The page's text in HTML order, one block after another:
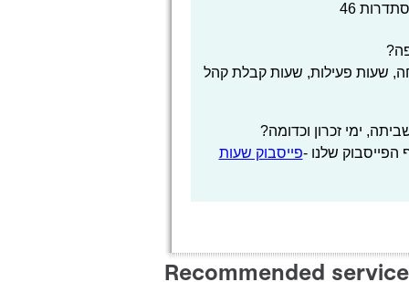
46
שעות פעילות, שעות קבלת קהל
ימי זכרון וכדומה?
שלנו -פייסבוק שעות